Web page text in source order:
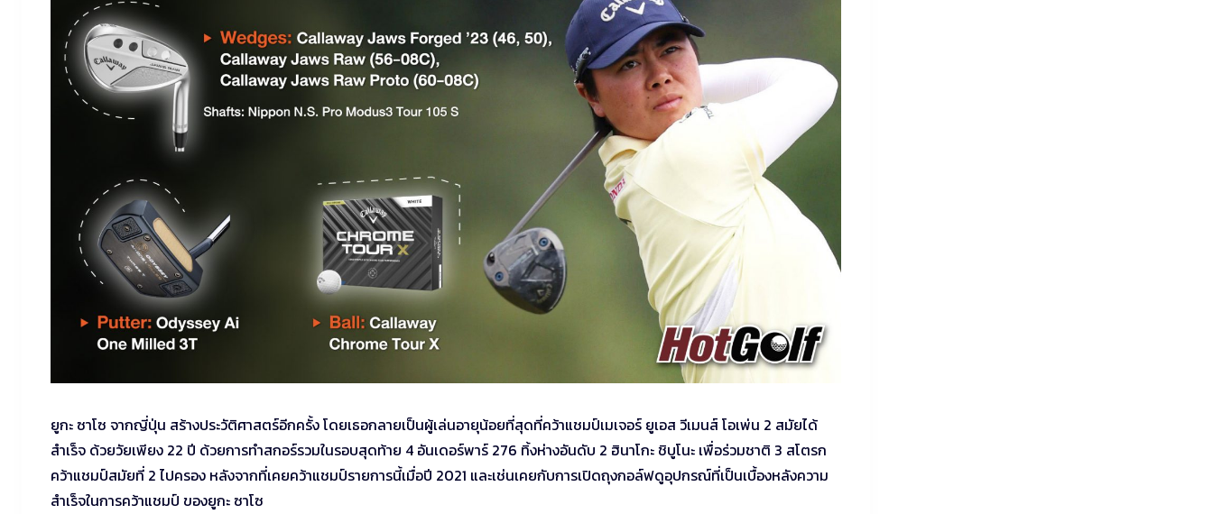
ยูกะ ซาโซ จากญี่ปุ่น สร้างประวัติศาสตร์อีกครั้ง โดยเธอกลายเป็นผู้เล่นอายุน้อยที่สุดที่คว้าแชมป์เมเจอร์ ยูเอส วีเมนส์ โอเพ่น 2 สมัยได้
สำเร็จ ด้วยวัยเพียง 22 ปี ด้วยการทำสกอร์รวมในรอบสุดท้าย 4 อันเดอร์พาร์ 276 ทิ้งห่างอันดับ 2 ฮินาโกะ ชิบูโนะ เพื่อร่วมชาติ 3 สโตรก
คว้าแชมป์สมัยที่ 2 ไปครอง หลังจากที่เคยคว้าแชมป์รายการนี้เมื่อปี 2021 และเช่นเคยกับการเปิดถุงกอล์ฟดูอุปกรณ์ที่เป็นเบื้องหลังความ
สำเร็จในการคว้าแชมป์ ของยูกะ ซาโซ